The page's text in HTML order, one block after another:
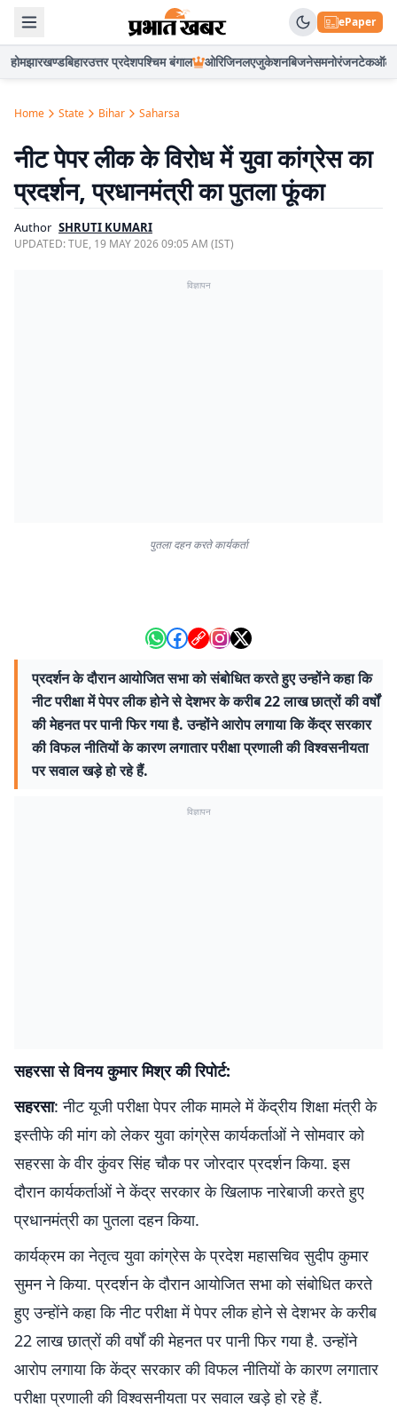
ePaper
होमझारखण्डबिहारउत्तर प्रदेशपश्चिम बंगाल ओरिजिनलएजुकेशनबिजनेसमनोरंजनटेकऑटो
Home State Bihar Saharsa
नीट पेपर लीक के विरोध में युवा कांग्रेस का
प्रदर्शन, प्रधानमंत्री का पुतला फूंका
Author SHRUTI KUMARI
UPDATED:TUE, 19 MAY 2026 09:05 AM (IST)
विज्ञापन
पुतला दहन करते कार्यकर्ता
प्रदर्शन के दौरान आयोजित सभा को संबोधित करते हुए उन्होंने कहा कि
नीट परीक्षा में पेपर लीक होने से देशभर के करीब 22 लाख छात्रों की वर्षों
की मेहनत पर पानी फिर गया है. उन्होंने आरोप लगाया कि केंद्र सरकार
की विफल नीतियों के कारण लगातार परीक्षा प्रणाली की विश्वसनीयता
पर सवाल खड़े हो रहे हैं.
विज्ञापन
सहरसा से विनय कुमार मिश्र की रिपोर्ट:
सहरसा: नीट यूजी परीक्षा पेपर लीक मामले में केंद्रीय शिक्षा मंत्री के
इस्तीफे की मांग को लेकर युवा कांग्रेस कार्यकर्ताओं ने सोमवार को
सहरसा के वीर कुंवर सिंह चौक पर जोरदार प्रदर्शन किया. इस
दौरान कार्यकर्ताओं ने केंद्र सरकार के खिलाफ नारेबाजी करते हुए
प्रधानमंत्री का पुतला दहन किया.
कार्यक्रम का नेतृत्व युवा कांग्रेस के प्रदेश महासचिव सुदीप कुमार
सुमन ने किया. प्रदर्शन के दौरान आयोजित सभा को संबोधित करते
हुए उन्होंने कहा कि नीट परीक्षा में पेपर लीक होने से देशभर के करीब
22 लाख छात्रों की वर्षों की मेहनत पर पानी फिर गया है. उन्होंने
आरोप लगाया कि केंद्र सरकार की विफल नीतियों के कारण लगातार
परीक्षा प्रणाली की विश्वसनीयता पर सवाल खड़े हो रहे हैं.